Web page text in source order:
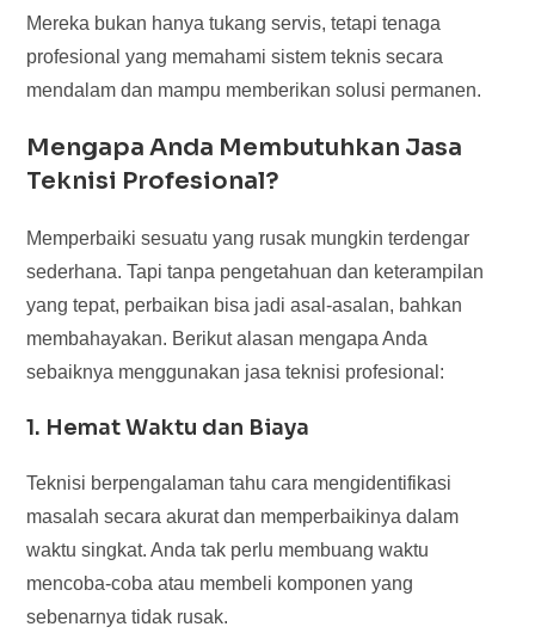
Mereka bukan hanya tukang servis, tetapi tenaga
profesional yang memahami sistem teknis secara
mendalam dan mampu memberikan solusi permanen.
Mengapa Anda Membutuhkan Jasa
Teknisi Profesional?
Memperbaiki sesuatu yang rusak mungkin terdengar
sederhana. Tapi tanpa pengetahuan dan keterampilan
yang tepat, perbaikan bisa jadi asal-asalan, bahkan
membahayakan. Berikut alasan mengapa Anda
sebaiknya menggunakan jasa teknisi profesional:
1. Hemat Waktu dan Biaya
Teknisi berpengalaman tahu cara mengidentifikasi
masalah secara akurat dan memperbaikinya dalam
waktu singkat. Anda tak perlu membuang waktu
mencoba-coba atau membeli komponen yang
sebenarnya tidak rusak.